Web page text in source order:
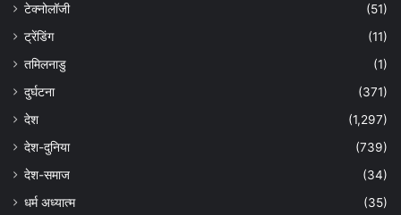
टेक्नोलॉजी
(51)
ट्रेंडिंग
(11)
तमिलनाडु
(1)
दुर्घटना
(371)
देश
(1,297)
देश-दुनिया
(739)
देश-समाज
(34)
धर्म अध्यात्म
(35)